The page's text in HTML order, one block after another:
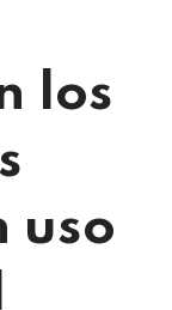
los
uso